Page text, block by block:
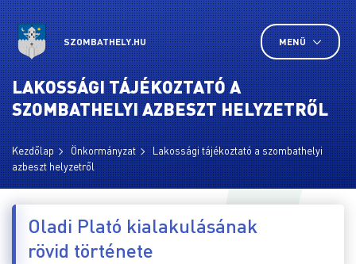
SZOMBATHELY.HU MENÜ
LAKOSSÁGI TÁJÉKOZTATÓ A
SZOMBATHELYI AZBESZT HELYZETRŐL
Kezdőlap Önkormányzat
Lakossági tájékoztató a szombathelyi
azbeszt helyzetről
Oladi Plató kialakulásának
rövid története